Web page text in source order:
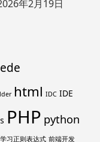
年2月19日
html IDC IDE
PHP python
习正则表达式 前端开发